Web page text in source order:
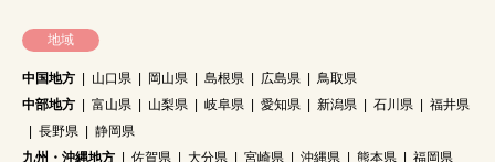
地域
中国地方 山口県 岡山県 島根県 広島県
鳥取県
中部地方
富山県 山梨県 岐阜県 愛知県 新潟県 石川県
福井県
長野県
静岡県
九州・沖縄地方
佐賀県 大分県 宮崎県 沖縄県 熊本県
福岡県